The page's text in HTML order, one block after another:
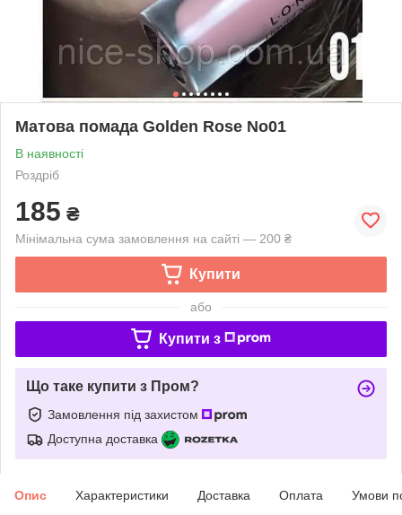
Матова помада Golden Rose No01
В наявності
Роздріб
185 ₴
Мінімальна сума замовлення на сайті — 200 ₴
Купити
або
Купити з
Що таке купити з Пром?
Замовлення під захистом
Доступна доставка
Опис Характеристики Доставка Оплата Умови